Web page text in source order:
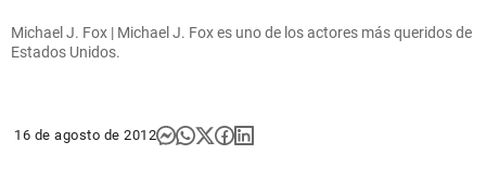
Michael J. Fox | Michael J. Fox es uno de los actores más queridos de
Estados Unidos.
16 de agosto de 2012